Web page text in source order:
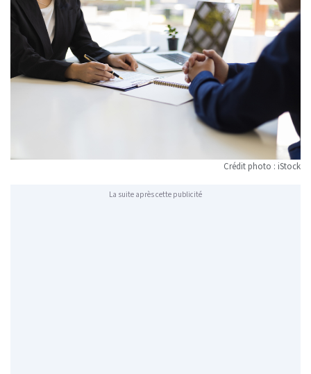
Crédit photo : iStock
La suite après cette publicité